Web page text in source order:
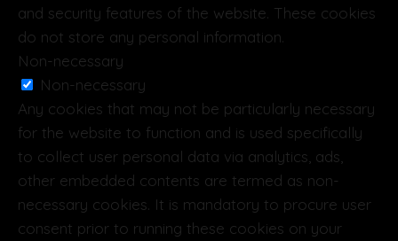
and security features of the website. These cookies
do not store any personal information.
Non-necessary
Non-necessary
Any cookies that may not be particularly necessary
for the website to function and is used specifically
to collect user personal data via analytics, ads,
other embedded contents are termed as non-
necessary cookies. It is mandatory to procure user
consent prior to running these cookies on your